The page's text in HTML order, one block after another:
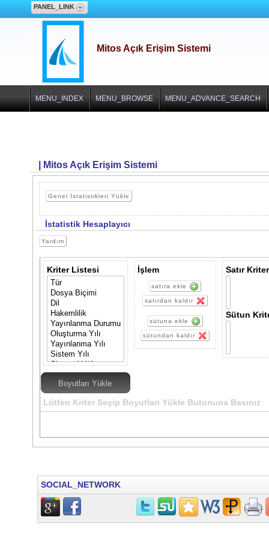
PANEL_LINK
Mitos Açık Erişim Sistemi
MENU_INDEX MENU_BROWSE MENU_ADVANCE_SEARCH
| Mitos Açık Erişim Sistemi
Genel İstatistikleri Yükle
İstatistik Hesaplayıcı
Yardım
Kriter Listesi İşlem
satıra ekle
satırdan kaldır
sütuna ekle
sütundan kaldır
Satır
Sütun
Lütfen Kriter Seçip Boyutları Yükle Butonuna Basınız
SOCIAL_NETWORK